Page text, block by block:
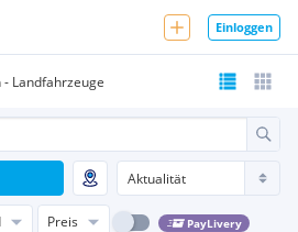
Einloggen
Landfahrzeuge
Preis PayLivery